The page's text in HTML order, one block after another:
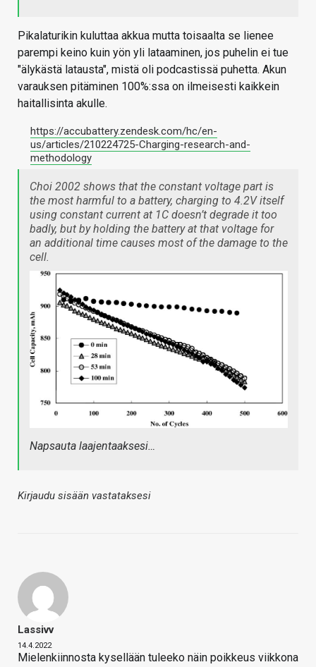
Pikalaturikin kuluttaa akkua mutta toisaalta se lienee
parempi keino kuin yön yli lataaminen, jos puhelin ei tue
"älykästä latausta", mistä oli podcastissä puhetta. Akun
varauksen pitäminen 100%:ssa on ilmeisesti kaikkein
haitallisinta akulle.
https://accubattery.zendesk.com/hc/en-
us/articles/210224725-Charging-research-and-
methodology
Choi 2002 shows that the constant voltage part is
the most harmful to a battery, charging to 4.2V itself
using constant current at 1C doesn’t degrade it too
badly, but by holding the battery at that voltage for
an additional time causes most of the damage to the
cell.
Napsauta laajentaaksesi…
Kirjaudu sisään vastataksesi
Lassivv
14.4.2022
Mielenkiinnosta kysellään tuleeko näin poikkeus viikkona